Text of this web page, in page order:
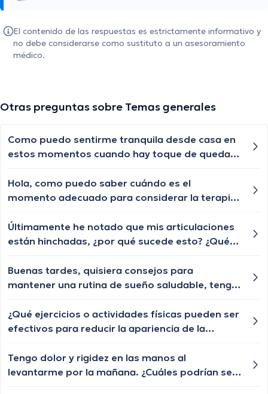
El contenido de las respuestas es estrictamente informativo y
no debe considerarse como sustituto a un asesoramiento
médico.
Otras preguntas sobre Temas generales
Como puedo sentirme tranquila desde casa en
estos momentos cuando hay toque de queda?
situacion de Ecuador?
Hola, como puedo saber cuándo es el
momento adecuado para considerar la terapia
Últimamente he notado que mis articulaciones
están hinchadas, ¿por qué sucede esto? ¿Qué
Buenas tardes, quisiera consejos para
mantener una rutina de sueño saludable, tengo
¿Qué ejercicios o actividades físicas pueden ser
efectivos para reducir la apariencia de la
Tengo dolor y rigidez en las manos al
levantarme por la mañana. ¿Cuáles podrían ser